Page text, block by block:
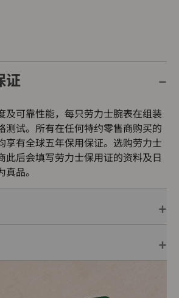
证
及可靠性能，每只劳力士腕表在组装
测试。所有在任何特约零售商购买的
享有全球五年保用保证。选购劳力士
此后会填写劳力士保用证的资料及日
品。
有全球五年保用保证，并附上绿色印